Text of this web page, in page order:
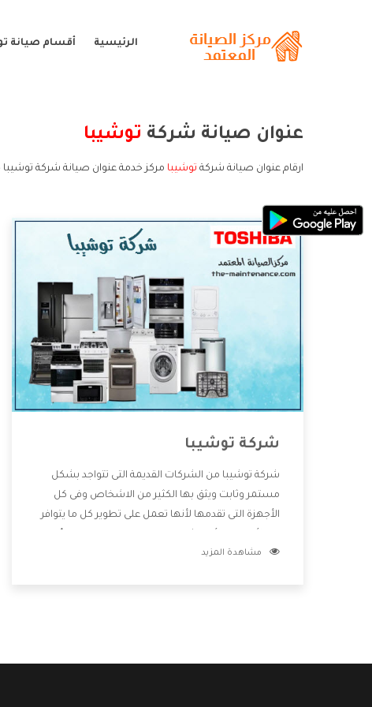
الرئيسية أقسام صيانة
عنوان صيانة شركة توشيبا
ارقام عنوان صيانة شركة توشيبا مركز خدمة عنوان صيانة شركة
شركة توشيبا
شركة توشيبا من الشركات القديمة التى تتواجد بشكل
مستمر وثابت ويثق بها الكثير من الاشخاص وفى كل
الأجهزة التى تقدمها لأنها تعمل على تطوير كل ما يتوافر
خدمات ما بعد البيع مع المنتجات وتقدم للعملاء أقوى
مشاهدة المزيد